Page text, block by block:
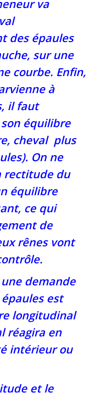
va
des épaules
sur une
courbe. Enfin,
à
il faut
équilibre
cheval plus
On ne
rectitude du
équilibre
ce qui
de
rênes vont
demande
est
longitudinal
réagira en
intérieur ou
et le